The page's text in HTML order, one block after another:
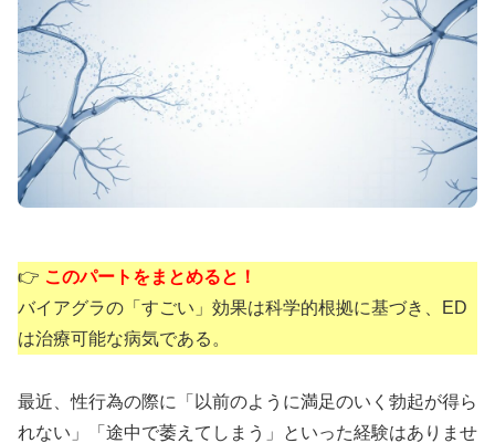
👉 このパートをまとめると！
バイアグラの「すごい」効果は科学的根拠に基づき、ED
は治療可能な病気である。
最近、性行為の際に「以前のように満足のいく勃起が得ら
れない」「途中で萎えてしまう」といった経験はありませ